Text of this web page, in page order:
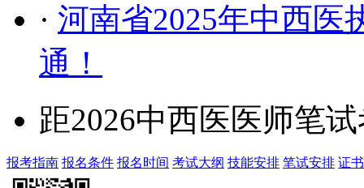
· 河南省2025年中西医
通！
距2026中西医医师笔
报考指南 报名条件 报名时间 考试大纲 技能安排 笔试安排 证